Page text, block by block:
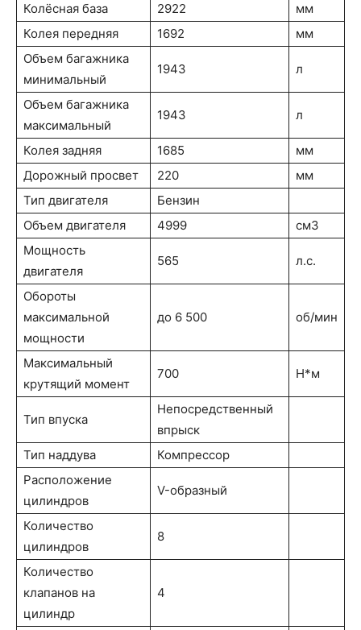
Колёсная база
2922
мм
Колея передняя
1692
мм
Объем багажника
минимальный
1943 л
Объем багажника
максимальный
1943 л
Колея задняя 1685
мм
Дорожный просвет
220
мм
Тип двигателя
Бензин
Объем двигателя
4999
см3
Мощность
двигателя
565 л.с.
Обороты
максимальной
мощности
до 6 500 об/мин
Максимальный
крутящий момент
700 Н*м
Тип впуска
Непосредственный
впрыск
Тип наддува
Компрессор
Расположение
цилиндров
V-образный
Количество
цилиндров
8
Количество
клапанов на
цилиндр
4